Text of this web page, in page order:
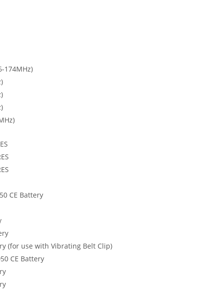
174MHz)
CE Battery
(for use with Vibrating Belt Clip)
CE Battery